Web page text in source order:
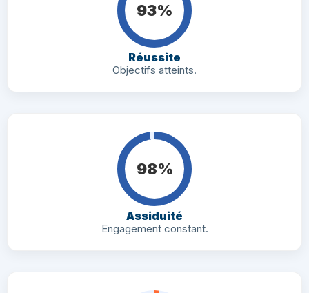
93%
Réussite
Objectifs atteints.
98%
Assiduité
Engagement constant.